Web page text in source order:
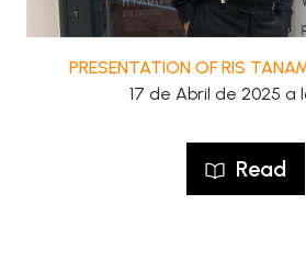
PRESENTATION OF RIS
17 de Abril de 2025 a
Read